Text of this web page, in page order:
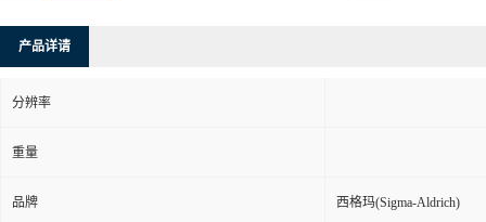
产品详请
分辨率
重量
品牌 西格玛(Sigma-Aldrich)